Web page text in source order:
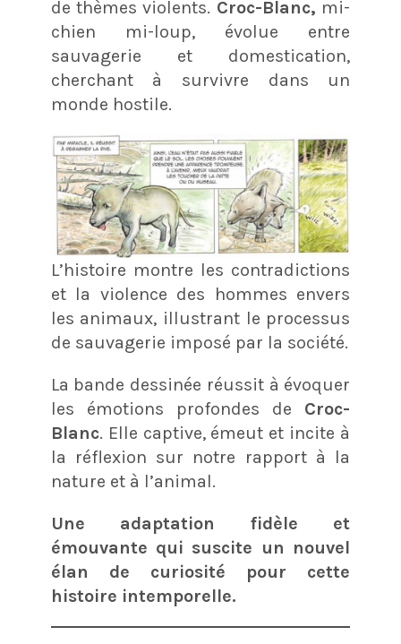
de thèmes violents. Croc-Blanc, mi-
chien mi-loup, évolue entre
sauvagerie et domestication,
cherchant à survivre dans un
monde hostile.
L’histoire montre les contradictions
et la violence des hommes envers
les animaux, illustrant le processus
de sauvagerie imposé par la société.
La bande dessinée réussit à évoquer
les émotions profondes de Croc-
Blanc. Elle captive, émeut et incite à
la réflexion sur notre rapport à la
nature et à l’animal.
Une adaptation fidèle et
émouvante qui suscite un nouvel
élan de curiosité pour cette
histoire intemporelle.